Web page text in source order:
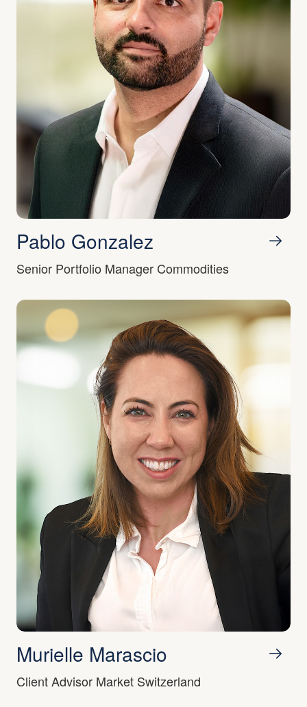
• Dynamische Strategie: Kein Index-Tracking
– aktive, benchmark-unabhängige
Pablo Gonzalez
Senior Portfolio Manager Commodities
Murielle Marascio
Client Advisor Market Switzerland